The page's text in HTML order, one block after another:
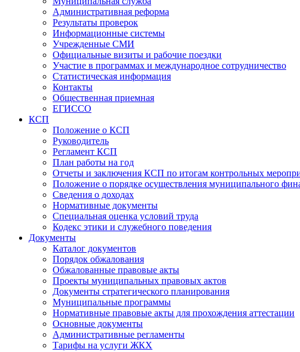
Административная реформа
Результаты проверок
Информационные системы
Учрежденные СМИ
Официальные визиты и рабочие поездки
Участие в программах и международное сотрудничество
Статистическая информация
Контакты
Общественная приемная
ЕГИССО
КСП
Положение о КСП
Руководитель
Регламент КСП
План работы на год
Отчеты и заключения КСП по итогам контрольных
Положение о порядке осуществления муниципального
Сведения о доходах
Нормативные документы
Специальная оценка условий труда
Кодекс этики и служебного поведения
Документы
Каталог документов
Порядок обжалования
Обжалованные правовые акты
Проекты муниципальных правовых актов
Документы стратегического планирования
Муниципальные программы
Нормативные правовые акты для прохождения аттестации
Основные документы
Административные регламенты
Тарифы на услуги ЖКХ